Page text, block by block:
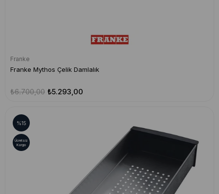
Franke
Franke Mythos Çelik Damlalık
₺5.293,00
₺6.700,00
%15
Ücretsiz
Kargo